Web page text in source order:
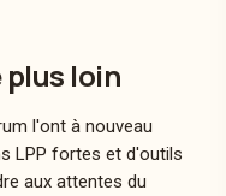
loin
l'ont à nouveau
LPP fortes et d'outils
aux attentes du